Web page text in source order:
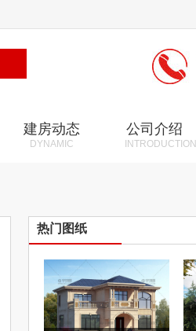
建房动态
DYNAMIC
公司介绍
INTRODUCTION
热门图纸